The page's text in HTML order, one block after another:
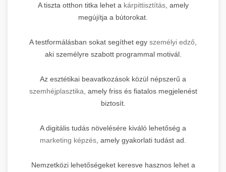
A tiszta otthon titka lehet a kárpittisztítás, amely
megújítja a bútorokat.
A testformálásban sokat segíthet egy személyi edző
aki személyre szabott programmal motivál.
Az esztétikai beavatkozások közül népszerű a
szemhéjplasztika , amely friss és fiatalos megjelenést
biztosít.
A digitális tudás növelésére kiváló lehetőség a
marketing képzés , amely gyakorlati tudást ad.
Nemzetközi lehetőségeket keresve hasznos lehet a